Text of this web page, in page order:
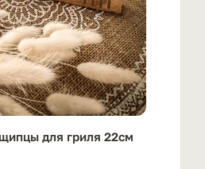
для гриля 22см